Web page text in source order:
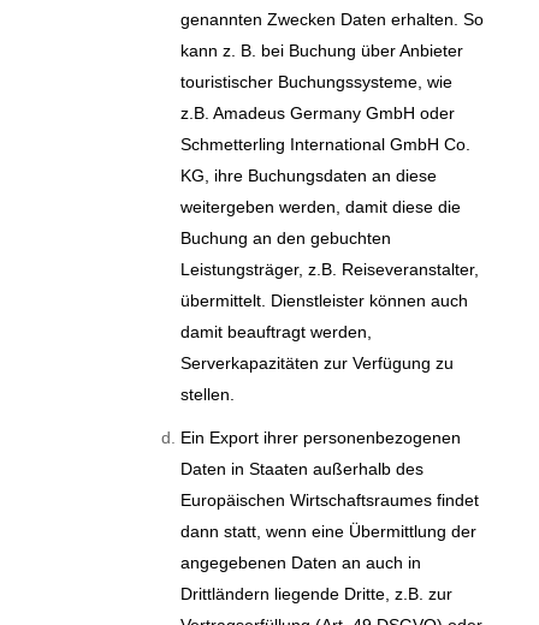
genannten Zwecken Daten erhalten. So
kann z. B. bei Buchung über Anbieter
touristischer Buchungssysteme, wie
z.B. Amadeus Germany GmbH oder
Schmetterling International GmbH Co.
KG, ihre Buchungsdaten an diese
weitergeben werden, damit diese die
Buchung an den gebuchten
Leistungsträger, z.B. Reiseveranstalter,
übermittelt. Dienstleister können auch
damit beauftragt werden,
Serverkapazitäten zur Verfügung zu
stellen.
Ein Export ihrer personenbezogenen
Daten in Staaten außerhalb des
Europäischen Wirtschaftsraumes findet
dann statt, wenn eine Übermittlung der
angegebenen Daten an auch in
Drittländern liegende Dritte, z.B. zur